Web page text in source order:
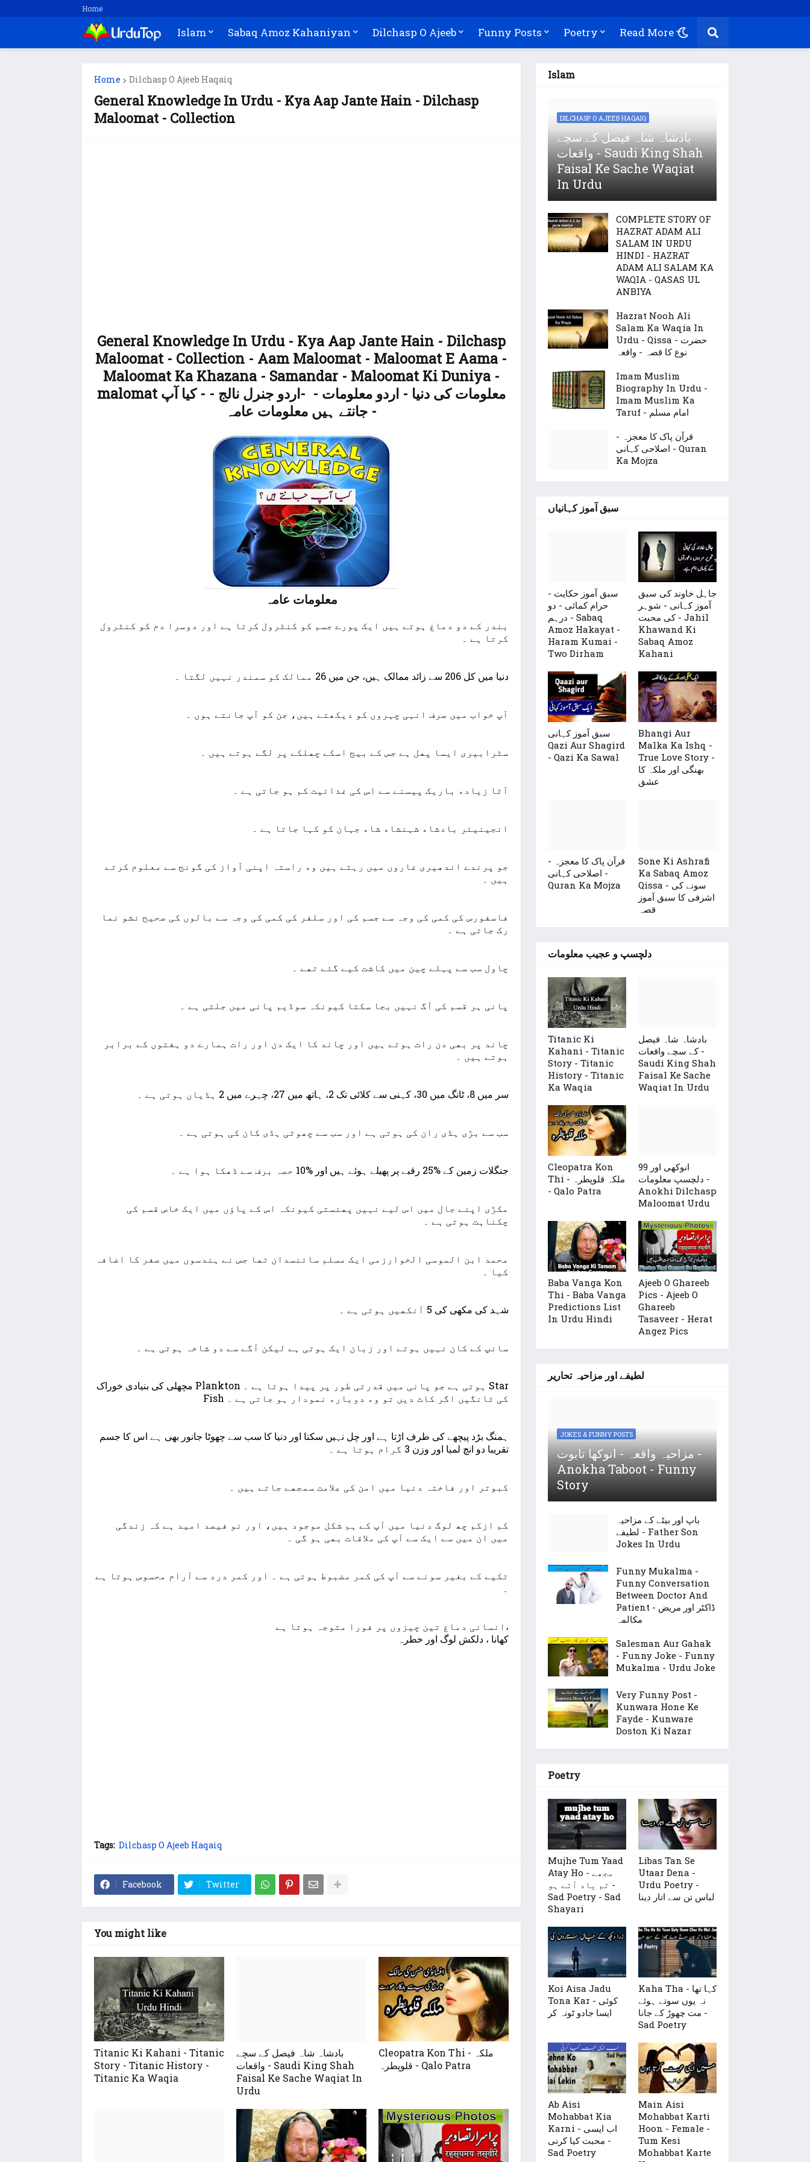
Home
Islam Sabaq Amoz Kahaniyan Dilchasp O Ajeeb Funny Posts Poetry Read More
Home Dilchasp O Ajeeb Haqaiq
General Knowledge In Urdu - Kya Aap Jante Hain - Dilchasp
Maloomat - Collection
General Knowledge In Urdu - Kya Aap Jante Hain - Dilchasp
Maloomat - Collection - Aam Maloomat - Maloomat E Aama -
Maloomat Ka Khazana - Samandar - Maloomat Ki Duniya -
malomat معلومات کی دنیا - اردو معلومات - -اردو جنرل نالج - - کیا آپ
جانتے ہیں معلومات عامہ -
ﻣﻌﻠﻮﻣﺎﺕ ﻋﺎﻣﮧ
ﺑﻨﺪﺭ ﮐﮯ ﺩﻭ ﺩﻣﺎﻍ ﮨﻮﺗﮯ ﮨﯿﮟ ﺍﯾﮏ ﭘﻮﺭﮮ ﺟﺴﻢ ﮐﻮ ﮐﻨﭩﺮﻭﻝ ﮐﺮﺗﺎ ﮨﮯ ﺍﻭﺭ ﺩﻭﺳﺮﺍ ﺩﻡ ﮐﻮ ﮐﻨﭩﺮﻭﻝ
ﮐﺮﺗﺎ ﮨﮯ ۔
دنیا میں کل 206 سے زائد ممالک ہیں، جن میں 26 ممالک کو سمندر نہیں لگتا ۔
آپ خواب میں صرف انہی چہروں کو دیکھتے ہیں، جن کو آپ جانتے ہوں ۔
ﺳﭩﺮﺍﺑﯿﺮﯼ ﺍﯾﺴﺎ ﭘﮭﻞ ﮨﮯ ﺟﺲ ﮐﮯ ﺑﯿﺞ ﺍﺳﮑﮯ ﭼﮭﻠﮑﮯ ﭘﺮ ﻟﮕﮯ ﮨﻮﺗﮯ ﮨﯿﮟ ۔
ﺁﭨﺎ ﺯﯾﺎﺩﮦ ﺑﺎﺭﯾﮏ ﭘﯿﺴﻨﮯ ﺳﮯ ﺍﺱ ﮐﯽ ﻏﺬﺍﺋﯿﺖ ﮐﻢ ﮨﻮ ﺟﺎﺗﯽ ﮨﮯ ۔
ﺍﻧﺠﯿﻨﯿﺌﺮ ﺑﺎﺩﺷﺎﮦ ﺷﮩﻨﺸﺎﮦ ﺷﺎﮦ ﺟﮩﺎﻥ ﮐﻮ ﮐﮩﺎ ﺟﺎﺗﺎ ﮨﮯ ۔
ﺟﻮ ﭘﺮﻧﺪﮮ ﺍﻧﺪﮬﯿﺮﯼ ﻏﺎﺭﻭﮞ ﻣﯿﮟ ﺭﮨﺘﮯ ﮨﯿﮟ ﻭﮦ ﺭﺍﺳﺘﮧ ﺍﭘﻨﯽ ﺁﻭﺍﺯ ﮐﯽ ﮔﻮﻧﺞ ﺳﮯ ﻣﻌﻠﻮﻡ ﮐﺮﺗﮯ
ﮨﯿﮟ ۔
ﺭﮎ ﺟﺎﺗﯽ ﮨﮯ ۔
ﭼﺎﻭﻝ ﺳﺐ ﺳﮯ ﭘﮩﻠﮯ ﭼﯿﻦ ﻣﯿﮟ ﮐﺎﺷﺖ ﮐﯿﮯ ﮔﺌﮯ ﺗﮭﮯ ۔
ﭘﺎﻧﯽ ﮨﺮ ﻗﺴﻢ ﮐﯽ ﺁﮒ ﻧﮩﯿﮟ ﺑﺠﺎ ﺳﮑﺘﺎ ﮐﯿﻮﻧﮑﮧ ﺳﻮﮈﯾﻢ ﭘﺎﻧﯽ ﻣﯿﮟ جلتی ہے ۔
ﭼﺎﻧﺪ ﭘﺮ ﺑﮭﯽ ﺩﻥ ﺭﺍﺕ ﮨﻮﺗﮯ ﮨﯿﮟ ﺍﻭﺭ ﭼﺎﻧﺪ ﮐﺎ ﺍﯾﮏ ﺩﻥ ﺍﻭﺭ ﺭﺍﺕ ﮨﻤﺎﺭﮮ ﺩﻭ ﮨﻔﺘﻮﮞ ﮐﮯ ﺑﺮﺍﺑﺮ
ﮨﻮﺗﮯ ﮨﯿﮟ ۔
ﺳﺮ ﻣﯿﮟ 8، ﭨﺎﻧﮓ ﻣﯿﮟ 30، ﮐﮩﻨﯽ ﺳﮯ ﮐﻼﺋﯽ ﺗﮏ 2، ﮨﺎﺗﮫ ﻣﯿﮟ 27، ﭼﮩﺮﮮ ﻣﯿﮟ 2 ﮨﮉﯾﺎﮞ ﮨﻮﺗﯽ ﮨﮯ ۔
ﺳﺐ ﺳﮯ ﺑﮍﯼ ﮨﮉﯼ ﺭﺍﻥ ﮐﯽ ﮨﻮﺗﯽ ﮨﮯ اور سب سے چھوٹی ہڈی کان کی ہوتی ہے ۔
ﺟﻨﮕﻼﺕ ﺯﻣﯿﻦ ﮐﮯ %25 ﺭﻗﺒﮯ ﭘﺮ ﭘﮭﯿﻠﮯ ﮨﻮﺋﮯ ﮨﯿﮟ ﺍﻭﺭ %10 ﺣﺼﮧ ﺑﺮﻑ ﺳﮯ ﮈﮬﮑﺎ ﮨﻮﺍ ﮨﮯ ۔
ﭼﮑﻨﺎﮨﺖ ﮨﻮﺗﯽ ﮨﮯ ۔
ﻣﺤﻤﺪ ﺍﺑﻦ ﺍﻟﻤﻮﺳﯽ ﺍﻟﺨﻮﺍﺭﺯﻣﯽ ﺍﯾﮏ ﻣﺴﻠﻢ ﺳﺎﺋﻨﺴﺪﺍﻥ ﺗﮭﺎ ﺟﺲ ﻧﮯ ﮨﻨﺪﺳﻮﮞ ﻣﯿﮟ ﺻﻔﺮ ﮐﺎ ﺍﺿﺎﻓﮧ
ﮐﯿﺎ ۔
ﺷﮩﺪ ﮐﯽ ﻣﮑﮭﯽ ﮐﯽ 5 ﺁﻧﮑﮭﯿﮟ ﮨﻮﺗﯽ ﮨﮯ ۔
ﺳﺎﻧﭗ ﮐﮯ ﮐﺎﻥ ﻧﮩﯿﮟ ﮨﻮﺗﮯ ﺍﻭﺭ ﺯﺑﺎﻥ ﺍﯾﮏ ﮨﻮﺗﯽ ﮨﮯ ﻟﯿﮑﻦ ﺁﮔﮯ ﺳﮯ ﺩﻭ ﺷﺎﺧﮧ ﮨﻮﺗﯽ ﮨﮯ ۔
ﻣﭽﮭﻠﯽ ﮐﯽ ﺑﻨﯿﺎﺩﯼ ﺧﻮﺭﺍﮎ Plankton ﮨﻮﺗﯽ ﮨﮯ ﺟﻮ ﭘﺎﻧﯽ ﻣﯿﮟ ﻗﺪﺭﺗﯽ ﻃﻮﺭ ﭘﺮ ﭘﯿﺪﺍ ﮨﻮﺗﺎ ﮨﮯ ۔ Star
Fish ﮐﯽ ﭨﺎﻧﮕﯿﮟ ﺍﮔﺮ ﮐﺎﭦ ﺩﯾﮟ ﺗﻮ ﻭﮦ ﺩﻭﺑﺎﺭﮦ ﻧﻤﻮﺩﺍﺭ ﮨﻮ ﺟﺎﺗﯽ ﮨﮯ ۔
ﺗﻘﺮﯾﺒﺎ ﺩﻭ ﺍﻧﭻ ﻟﻤﺒﺎ ﺍﻭﺭ ﻭﺯﻥ 3 ﮔﺮﺍﻡ ﮨﻮﺗﺎ ﮨﮯ ۔
ﮐﺒﻮﺗﺮ ﺍﻭﺭ ﻓﺎﺧﺘﮧ ﺩﻧﯿﺎ ﻣﯿﮟ ﺍﻣﻦ ﮐﯽ ﻋﻼﻣﺖ ﺳﻤﺠﮭﮯ ﺟﺎﺗﮯ ﮨﯿﮟ ۔
ﻣﯿﮟ ﺍﻥ ﻣﯿﮟ ﺳﮯ ﺍﯾﮏ ﺳﮯ ﺁﭖ ﮐﯽ ﻣﻼﻗﺎﺕ ﺑﮭﯽ ﮨﻮ ﮔﯽ ۔
ﺗﮑﯿﮯ ﮐﮯ ﺑﻐﯿﺮ ﺳﻮﻧﮯ ﺳﮯ ﺁﭖ ﮐﯽ ﮐﻤﺮ ﻣﻀﺒﻮﻁ ﮨﻮﺗﯽ ﮨﮯ ۔ ﺍﻭﺭ ﮐﻤﺮ ﺩﺭﺩ ﺳﮯ ﺁﺭﺍﻡ ﻣﺤﺴﻮﺱ ﮨﻮﺗﺎ ﮨﮯ
ﺍﻧﺴﺎﻧﯽ ﺩﻣﺎﻍ ﺗﯿﻦ ﭼﯿﺰﻭﮞ ﭘﺮ ﻓﻮﺭﺍ ﻣﺘﻮﺟﮧ ﮨﻮﺗﺎ ﮨﮯ،
ﮐﮭﺎﻧﺎ ، ﺩﻟﮑﺶ ﻟﻮﮒ ﺍﻭﺭ ﺧﻄﺮہ
Tags: Dilchasp O Ajeeb Haqaiq
Facebook Twitter
You might like
Titanic Ki Kahani - Titanic
Story - Titanic History -
Titanic Ka Waqia
بادشاہ شاہ فیصل کے سچے
واقعات - Saudi King Shah
Faisal Ke Sache Waqiat In
Urdu
Cleopatra Kon Thi - ملکہ
قلوپطرہ - Qalo Patra
Islam
DILCHASP O AJEEB HAQAIQ
بادشاہ شاہ فیصل کے سچے
واقعات - Saudi King Shah
Faisal Ke Sache Waqiat
In Urdu
COMPLETE STORY OF
HAZRAT ADAM ALI
SALAM IN URDU
HINDI - HAZRAT
ADAM ALI SALAM KA
WAQIA - QASAS UL
ANBIYA
Hazrat Nooh Ali
Salam Ka Waqia In
Urdu - Qissa - حضرت
نوع کا قصہ - واقعہ
Imam Muslim
Biography In Urdu -
Imam Muslim Ka
Taruf - امام مسلم
قرآن پاک کا معجزہ -
اصلاحی کہانی - Quran
Ka Mojza
سبق آموز کہانیاں
سبق آموز حکایت -
حرام کمائی - دو
درہم - Sabaq
Amoz Hakayat -
Haram Kumai -
Two Dirham
جاہل خاوند کی سبق
آموز کہانی - شوہر
کی محبت - Jahil
Khawand Ki
Sabaq Amoz
Kahani
سبق آموز کہانی
Qazi Aur Shagird
- Qazi Ka Sawal
Bhangi Aur
Malka Ka Ishq -
True Love Story -
بھنگی اور ملکہ کا
عشق
قرآن پاک کا معجزہ -
اصلاحی کہانی -
Quran Ka Mojza
Sone Ki Ashrafi
Ka Sabaq Amoz
Qissa - سونے کی
اشرفی کا سبق آموز
قصہ
دلچسپ و عجیب معلومات
Titanic Ki
Kahani - Titanic
Story - Titanic
History - Titanic
Ka Waqia
بادشاہ شاہ فیصل
کے سچے واقعات -
Saudi King Shah
Faisal Ke Sache
Waqiat In Urdu
Cleopatra Kon
Thi - ملکہ قلوپطرہ
- Qalo Patra
99 انوکھی اور
دلچسپ معلومات -
Anokhi Dilchasp
Maloomat Urdu
Baba Vanga Kon
Thi - Baba Vanga
Predictions List
In Urdu Hindi
Ajeeb O Ghareeb
Pics - Ajeeb O
Ghareeb
Tasaveer - Herat
Angez Pics
لطیفے اور مزاحیہ تحاریر
JOKES & FUNNY POSTS
مزاحیہ واقعہ - انوکھا تابوت -
Anokha Taboot - Funny
Story
باپ اور بیٹے کے مزاحیہ
لطیفے - Father Son
Jokes In Urdu
Funny Mukalma -
Funny Conversation
Between Doctor And
Patient - ڈاکٹر اور مریض
مکالمہ
Salesman Aur Gahak
- Funny Joke - Funny
Mukalma - Urdu Joke
Very Funny Post -
Kunwara Hone Ke
Fayde - Kunware
Doston Ki Nazar
Poetry
Mujhe Tum Yaad
Atay Ho - مجھے
تم یاد آتے ہو -
Sad Poetry - Sad
Shayari
Libas Tan Se
Utaar Dena -
Urdu Poetry -
لباس تن سے اتار دینا
Koi Aisa Jadu
Tona Kar - کوئی
ایسا جادو ٹونہ کر
Kaha Tha - کہا تھا
نہ یوں سوتے ہوئے
مت چھوڑ کے جانا -
Sad Poetry
Ab Aisi
Mohabbat Kia
Karni - اب ایسی
محبت کیا کرنی -
Sad Poetry
Main Aisi
Mohabbat Karti
Hoon - Female -
Tum Kesi
Mohabbat Karte